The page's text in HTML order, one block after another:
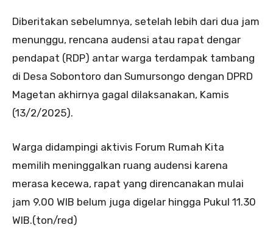
Diberitakan sebelumnya, setelah lebih dari dua jam
menunggu, rencana audensi atau rapat dengar
pendapat (RDP) antar warga terdampak tambang
di Desa Sobontoro dan Sumursongo dengan DPRD
Magetan akhirnya gagal dilaksanakan, Kamis
(13/2/2025).
Warga didampingi aktivis Forum Rumah Kita
memilih meninggalkan ruang audensi karena
merasa kecewa, rapat yang direncanakan mulai
jam 9.00 WIB belum juga digelar hingga Pukul 11.30
WIB.(ton/red)